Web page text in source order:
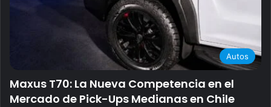
Autos
Maxus T70: La Nueva Competencia en el
Mercado de Pick-Ups Medianas en Chile